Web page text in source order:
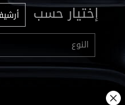
إختيار حسب